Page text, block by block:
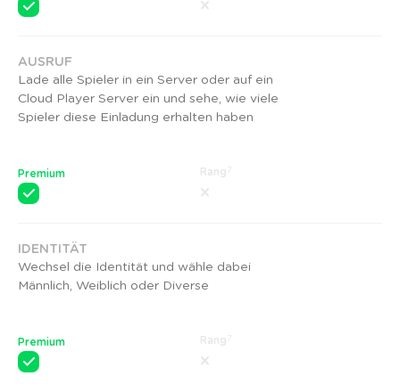
AUSRUF
Lade alle Spieler in ein Server oder auf ein
Cloud Player Server ein und sehe, wie viele
Spieler diese Einladung erhalten haben
Premium Rang
IDENTITÄT
Wechsel die Identität und wähle dabei
Männlich, Weiblich oder Diverse
Premium Rang